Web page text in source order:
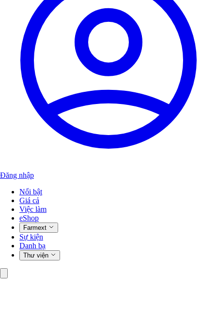
Đăng nhập
Nổi bật
Giá cả
Việc làm
eShop
Farmext
Sự kiện
Danh bạ
Thư viện